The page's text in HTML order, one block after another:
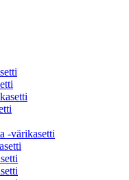
-värikasetti